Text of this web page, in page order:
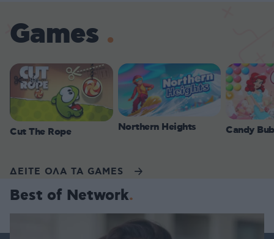
Games
Cut The Rope Northern Heights Candy
ΔΕΙΤΕ ΟΛΑ ΤΑ GAMES
Best of Network